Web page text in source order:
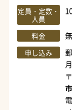
定員・定数・
人員
料金
申し込み